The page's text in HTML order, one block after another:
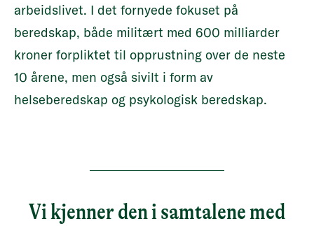
arbeidslivet. I det fornyede fokuset på
beredskap, både militært med 600 milliarder
kroner forpliktet til opprustning over de neste
10 årene, men også sivilt i form av
helseberedskap og psykologisk beredskap.
Vi kjenner den i samtalene med